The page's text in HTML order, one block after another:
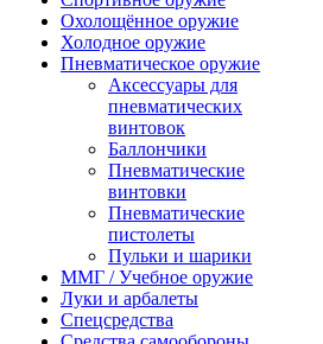
Охолощённое оружие
Холодное оружие
Пневматическое оружие
Аксессуары для
пневматических
винтовок
Баллончики
Пневматические
винтовки
Пневматические
пистолеты
Пульки и шарики
ММГ / Учебное оружие
Луки и арбалеты
Спецсредства